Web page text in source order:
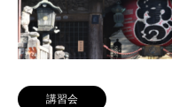
講習会